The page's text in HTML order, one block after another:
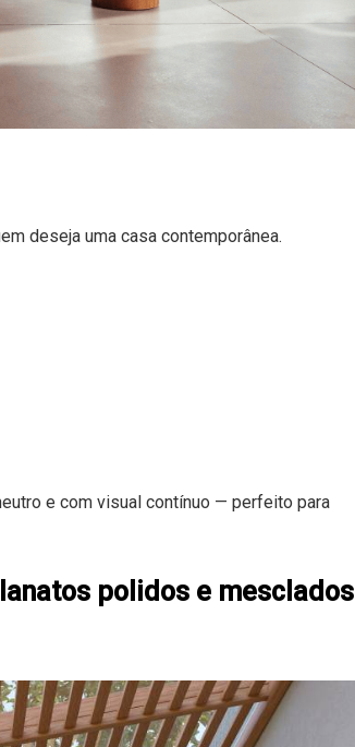
deseja uma casa contemporânea.
e com visual contínuo — perfeito para
polidos e mesclados